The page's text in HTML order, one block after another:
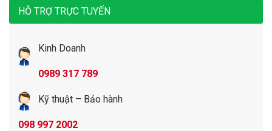
HỖ TRỢ TRỰC TUYẾN
Kinh Doanh
0989 317 789
Kỹ thuật – Bảo hành
098 997 2002